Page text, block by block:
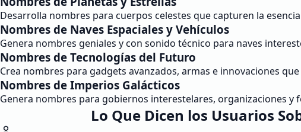
Desarrolla nombres para cuerpos celestes que capturen la
Nombres de Naves Espaciales y Vehículos
Genera nombres geniales y con sonido técnico para naves
Nombres de Tecnologías del Futuro
Crea nombres para gadgets avanzados, armas e innovaciones
Nombres de Imperios Galácticos
Genera nombres para gobiernos interestelares, organizaciones y
Lo Que Dicen los Usuarios